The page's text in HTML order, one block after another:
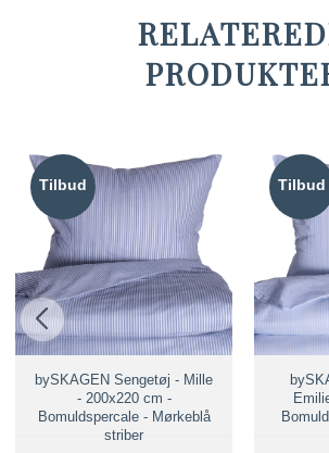
Tilbud
bySKAGEN Sengetøj - Mille
- 200x220 cm -
Bomuldspercale - Mørkeblå
striber
Tilbud